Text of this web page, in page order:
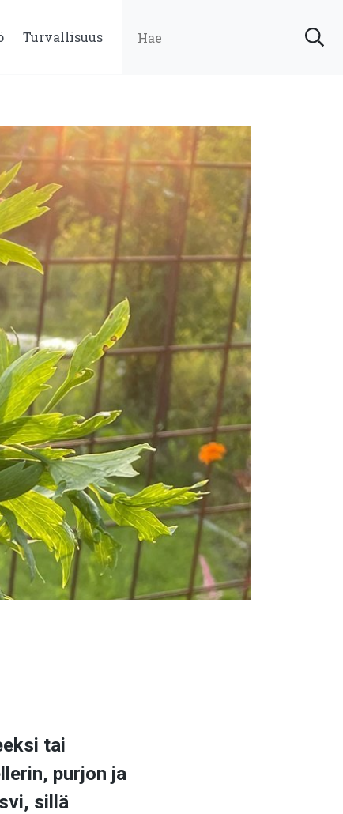
Turvallisuus
tai
purjon ja
sillä